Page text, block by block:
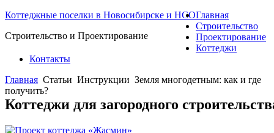
Коттеджные поселки в Новосибирске и НСО
Строительство и Проектирование
Главная
Строительство
Проектирование
Коттеджи
Контакты
Главная Статьи Инструкции Земля многодетным: как и где
получить?
Коттеджи для загородного